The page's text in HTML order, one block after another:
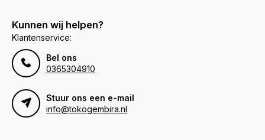
Kunnen wij helpen?
Klantenservice:
Bel ons
0365304910
Stuur ons een e-mail
info@tokogembira.nl